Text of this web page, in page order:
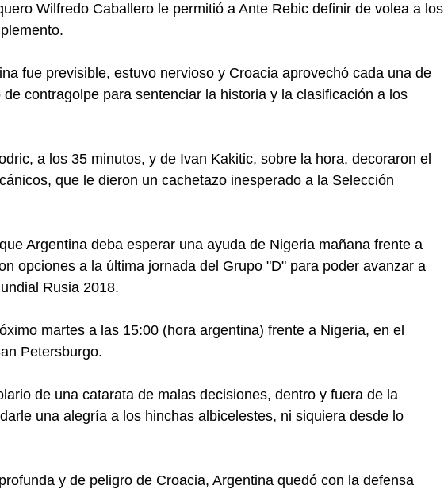
Wilfredo Caballero le permitió a Ante Rebic definir de volea a los
fue previsible, estuvo nervioso y Croacia aprovechó cada una de
de contragolpe para sentenciar la historia y la clasificación a los
a los 35 minutos, y de Ivan Kakitic, sobre la hora, decoraron el
que le dieron un cachetazo inesperado a la Selección
Argentina deba esperar una ayuda de Nigeria mañana frente a
opciones a la última jornada del Grupo "D" para poder avanzar a
Rusia 2018.
martes a las 15:00 (hora argentina) frente a Nigeria, en el
Petersburgo.
de una catarata de malas decisiones, dentro y fuera de la
una alegría a los hinchas albicelestes, ni siquiera desde lo
y de peligro de Croacia, Argentina quedó con la defensa